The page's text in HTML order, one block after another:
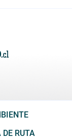
DE RUTA